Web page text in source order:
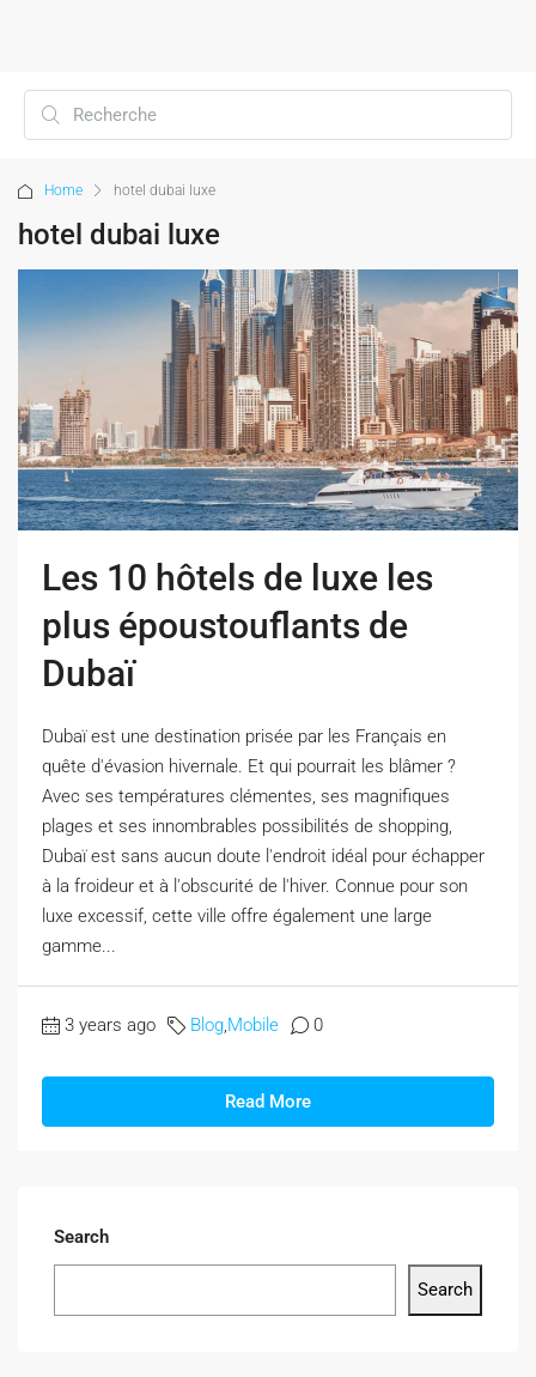
Home hotel dubai luxe
hotel dubai luxe
Les 10 hôtels de luxe les
plus époustouflants de
Dubaï
Dubaï est une destination prisée par les Français en
quête d'évasion hivernale. Et qui pourrait les blâmer ?
Avec ses températures clémentes, ses magnifiques
plages et ses innombrables possibilités de shopping,
Dubaï est sans aucun doute l'endroit idéal pour échapper
à la froideur et à l'obscurité de l'hiver. Connue pour son
luxe excessif, cette ville offre également une large
gamme...
3 years ago Blog,Mobile 0
Read More
Search
Search